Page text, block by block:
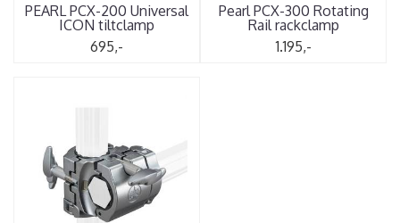
PEARL PCX-200 Universal
ICON tiltclamp
695,-
Pearl PCX-300 Rotating
Rail rackclamp
1.195,-